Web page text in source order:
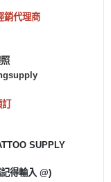
銷代理商
SUPPLY
得輸入 @)